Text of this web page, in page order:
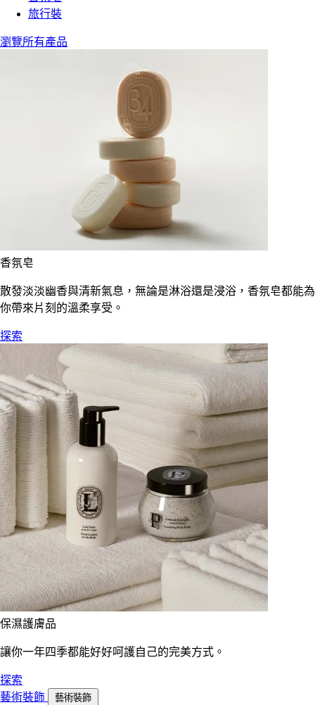
旅行裝
瀏覽所有產品
香氛皂
散發淡淡幽香與清新氣息，無論是淋浴還是浸浴，香氛皂都能為
你帶來片刻的溫柔享受。
探索
保濕護膚品
讓你一年四季都能好好呵護自己的完美方式。
探索
藝術裝飾
藝術裝飾